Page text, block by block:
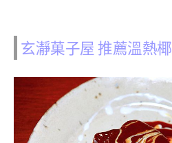
玄瀞菓子屋 推薦溫熱